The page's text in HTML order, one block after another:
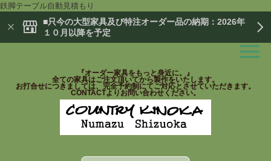
鉄脚テーブル自動見積もり
■只今の大型家具及び特注オーダー品の納期：2026年
１０月以降を予定
『オーダー家具をもっと身近に。』
全ての家具はご注文頂いてから製作をいたします。
お打合せにつきましては、完全予約制にてご対応とさせていただきます。
CONTACTよりお問い合わせください。